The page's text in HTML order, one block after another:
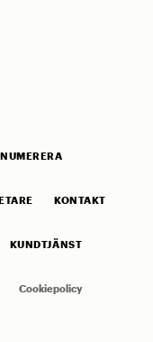
KONTAKT
KUNDTJÄNST
Cookiepolicy